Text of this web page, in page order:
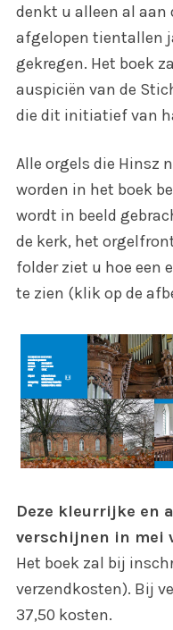
denkt u alleen al aan
afgelopen tientallen
gekregen. Het boek
auspiciën van de
die dit initiatief van
Alle orgels die Hinsz
worden in het boek
wordt in beeld
de kerk, het
folder ziet u hoe een
te zien (klik op de
Deze kleurrijke en
verschijnen in mei
Het boek zal bij
verzendkosten). Bij
37,50 kosten.